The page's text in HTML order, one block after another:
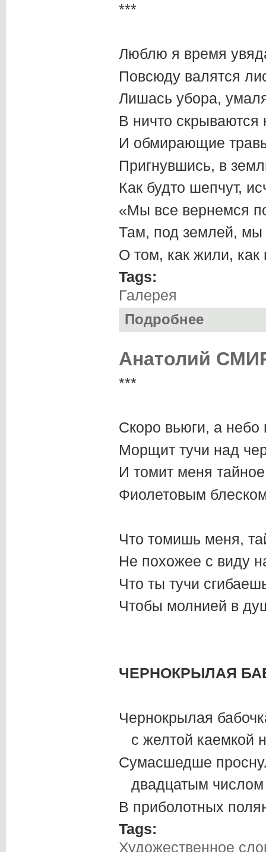
***
Люблю я время
Повсюду валятся
Лишась убора,
В ничто скрываются
И обмирающие
Пригнувшись, в
Как будто шепчут,
«Мы все вернемся
Там, под землей, мы
О том, как жили, как
Tags:
Галерея
Подробнее
Анатолий
***
Скоро вьюги, а небо
Морщит тучи над
И томит меня
Фиолетовым
Что томишь меня,
Не похожее с виду
Что ты тучи
Чтобы молнией в
ЧЕРНОКРЫЛАЯ
Чернокрылая
с желтой каемкой
Сумасшедше
двадцатым числом
В приболотных
Tags:
Художественное